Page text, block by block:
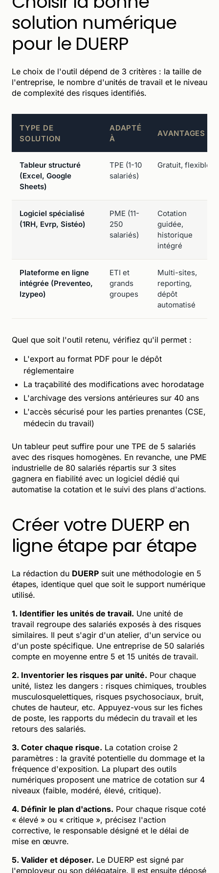
solution numérique
pour le DUERP
Le choix de l'outil dépend de 3 critères : la taille de
l'entreprise, le nombre d'unités de travail et le niveau
de complexité des risques identifiés.
TYPE DE
SOLUTION
ADAPTÉ
À
AVANTAGES
Tableur structuré
(Excel, Google
Sheets)
TPE (1-10
salariés)
Gratuit, flexible
Logiciel spécialisé
(1RH, Evrp, Sistéo)
PME (11-
250
salariés)
Cotation
guidée,
historique
intégré
Plateforme en ligne
intégrée (Preventeo,
Izypeo)
ETI et
grands
groupes
Multi-sites,
reporting,
dépôt
automatisé
Quel que soit l'outil retenu, vérifiez qu'il permet :
L'export au format PDF pour le dépôt
réglementaire
La traçabilité des modifications avec horodatage
L'archivage des versions antérieures sur 40 ans
L'accès sécurisé pour les parties prenantes (CSE,
médecin du travail)
Un tableur peut suffire pour une TPE de 5 salariés
avec des risques homogènes. En revanche, une PME
industrielle de 80 salariés répartis sur 3 sites
gagnera en fiabilité avec un logiciel dédié qui
automatise la cotation et le suivi des plans d'actions.
Créer votre DUERP en
ligne étape par étape
La rédaction du DUERP suit une méthodologie en 5
étapes, identique quel que soit le support numérique
utilisé.
1. Identifier les unités de travail. Une unité de
travail regroupe des salariés exposés à des risques
similaires. Il peut s'agir d'un atelier, d'un service ou
d'un poste spécifique. Une entreprise de 50 salariés
compte en moyenne entre 5 et 15 unités de travail.
2. Inventorier les risques par unité. Pour chaque
unité, listez les dangers : risques chimiques, troubles
musculosquelettiques, risques psychosociaux, bruit,
chutes de hauteur, etc. Appuyez-vous sur les fiches
de poste, les rapports du médecin du travail et les
retours des salariés.
3. Coter chaque risque. La cotation croise 2
paramètres : la gravité potentielle du dommage et la
fréquence d'exposition. La plupart des outils
numériques proposent une matrice de cotation sur 4
niveaux (faible, modéré, élevé, critique).
4. Définir le plan d'actions. Pour chaque risque coté
« élevé » ou « critique », précisez l'action
corrective, le responsable désigné et le délai de
mise en œuvre.
5. Valider et déposer. Le DUERP est signé par
l'employeur ou son délégataire. Il est ensuite déposé